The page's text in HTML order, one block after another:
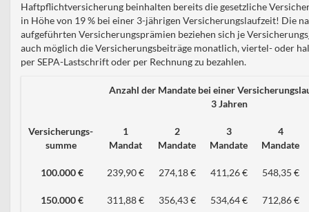
Haftpflichtversicherung beinhalten bereits die gesetzliche
in Höhe von 19 % bei einer 3-jährigen Versicherungslaufzeit! Die
aufgeführten Versicherungsprämien beziehen sich je
auch möglich die Versicherungsbeiträge monatlich, viertel- oder
per SEPA-Lastschrift oder per Rechnung zu bezahlen.
Anzahl der Mandate bei einer
3 Jahren
Versicherungs-
summe
1
Mandat
2
Mandate
3
Mandate
4
Mandate
100.000 € 239,90 € 274,18 € 411,26 € 548,35 €
150.000 € 311,88 € 356,43 € 534,64 € 712,86 €